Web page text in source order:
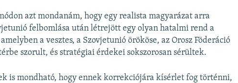
azt mondanám, hogy egy realista magyarázat arra
felbomlása után létrejött egy olyan hatalmi rend a
a vesztes, a Szovjetunió örököse, az Orosz Föderáció
szorult, és stratégiai érdekei sokszorosan sérültek.
is mondható, hogy ennek korrekciójára kísérlet fog történni,